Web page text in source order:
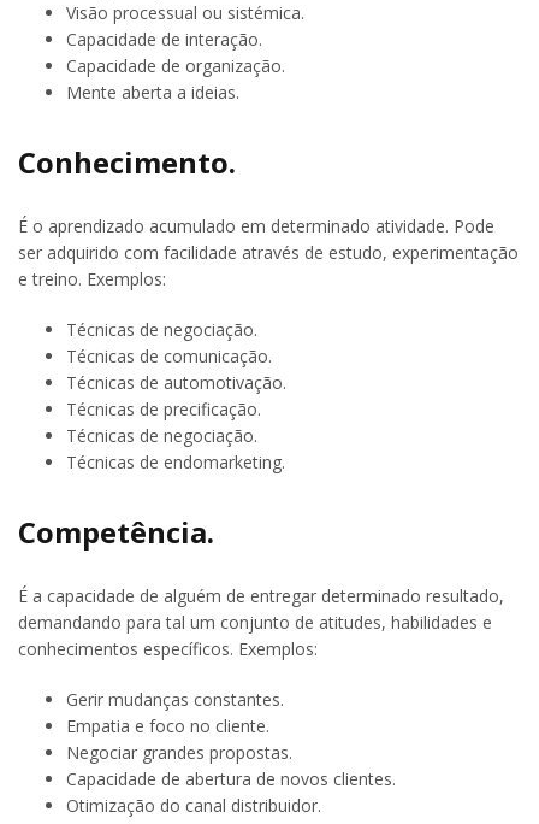
Visão processual ou sistémica.
Capacidade de interação.
Capacidade de organização.
Mente aberta a ideias.
Conhecimento.
É o aprendizado acumulado em determinado atividade. Pode
ser adquirido com facilidade através de estudo, experimentação
e treino. Exemplos:
Técnicas de negociação.
Técnicas de comunicação.
Técnicas de automotivação.
Técnicas de precificação.
Técnicas de negociação.
Técnicas de endomarketing.
Competência.
É a capacidade de alguém de entregar determinado resultado,
demandando para tal um conjunto de atitudes, habilidades e
conhecimentos específicos. Exemplos:
Gerir mudanças constantes.
Empatia e foco no cliente.
Negociar grandes propostas.
Capacidade de abertura de novos clientes.
Otimização do canal distribuidor.